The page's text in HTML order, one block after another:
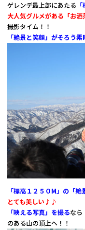
ゲレンデ最上部にあたる
大人気グルメがある「お洒
撮影タイム！！
「絶景と笑顔」がそろう
「標高１２５０M」の「絶
とても美しい♪♪
「映える写真」を撮るなら
のある山の頂上へ！！